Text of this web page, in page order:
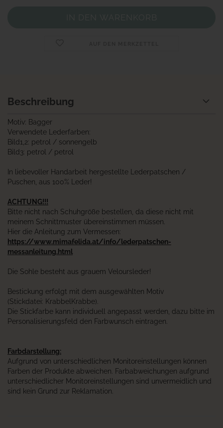
Beschreibung
Motiv: Bagger
Verwendete Lederfarben:
Bild1,2: petrol / sonnengelb
Bild3: petrol / petrol
In liebevoller Handarbeit hergestellte Lederpatschen /
Puschen, aus 100% Leder!
ACHTUNG!!!
Bitte nicht nach Schuhgröße bestellen, da diese nicht mit
meinem Schnittmuster übereinstimmen müssen.
Hier die Anleitung zum Vermessen:
https://www.mimafelida.at/info/lederpatschen-
messanleitung.html
Die Sohle besteht aus grauem Veloursleder!
Bestickung erfolgt mit dem ausgewählten Motiv
(Stickdatei: KrabbelKrabbe).
Die Stickfarbe kann individuell angepasst werden, dazu bitte im
Personalisierungsfeld den Farbwunsch eintragen.
Farbdarstellung:
Aufgrund von unterschiedlichen Monitoreinstellungen können
Farben der Produkte abweichen. Farbabweichungen aufgrund
unterschiedlicher Monitoreinstellungen sind unvermeidlich und
sind kein Grund zur Reklamation.